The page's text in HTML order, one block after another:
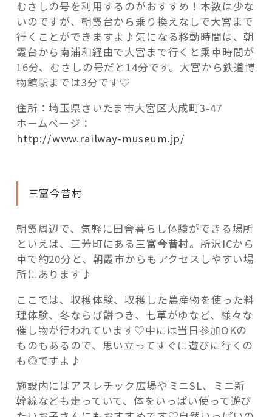
むさしの号を利用するのがおすすめ！本数は少な
いのですが、朝霞台から乗り換えなしで大宮まで
行くことができますよ♪気になる移動時間は、朝
霞台から南浦和経由で大宮まで行くと乗車時間が
16分、むさしの号だと14分です。大宮から鉄道博
物館駅までは3分です♡
住所：埼玉県さいたま市大宮区大成町3-47
ホームページ：
http://www.railway-museum.jp/
三富今昔村
朝霞周辺で、気軽に田舎暮らし体験ができる場所
といえば、三芳町にある三富今昔村。所沢ICから
車で約20分と、朝霞市からもアクセスしやすい場
所にあります♪
ここでは、収穫体験、収穫した農産物を使った料
理体験、冬ならば餅つき、七草がゆなど、様々な
催し物が行われています♡中には当日参加OKの
ものもあるので、思い立ってすぐに遊びに行くの
も◎ですよ♪
施設内にはアスレチック広場やミニSL、ミニ新
幹線なども走っていて、体をいっぱい使って遊び